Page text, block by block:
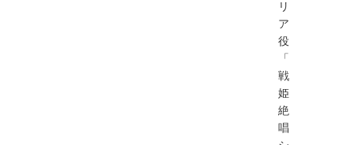
リ
ア
役
「
戦
姫
絶
唱